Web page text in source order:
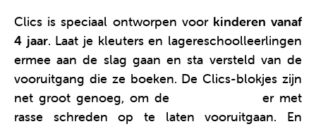
Clics is speciaal ontworpen voor kinderen vanaf
4 jaar. Laat je kleuters en lagereschoolleerlingen
ermee aan de slag gaan en sta versteld van de
vooruitgang die ze boeken. De Clics-blokjes zijn
net groot genoeg, om de
er met
rasse schreden op te laten vooruitgaan. En